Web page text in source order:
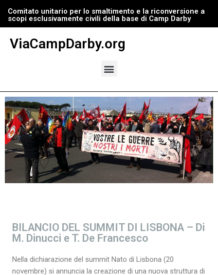
Vai
al
contenuto
Comitato unitario per lo smaltimento e la riconversione a
scopi esclusivamente civili della base di Camp Darby
ViaCampDarby.org
BILANCIO DEL SUMMIT DI LISBONA – Di
M. Dinucci e T. De Francesco
Nella dichiarazione del summit Nato di Lisbona (20
novembre) si annuncia la creazione di una nuova struttura di